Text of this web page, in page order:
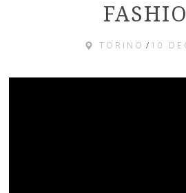
TORINO / 10